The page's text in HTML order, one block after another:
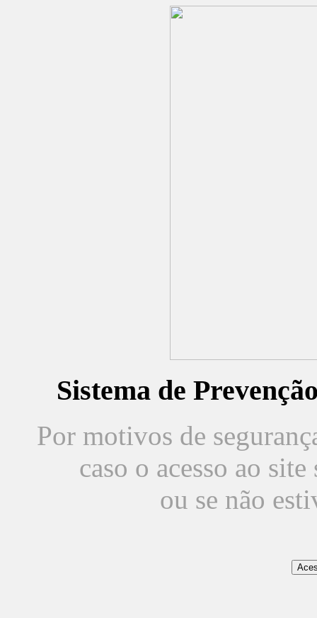
Sistema de
Por motivos de
caso o acesso ao
ou se não